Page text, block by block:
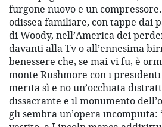
furgone nuovo e un
odissea familiare, con tappe dai
di Woody, nell’America dei
davanti alla Tv o all’ennesima
benessere che, se mai vi fu, è
monte Rushmore con i
merita sì e no un’occhiata
dissacrante e il monumento
gli sembra un’opera incompiuta: